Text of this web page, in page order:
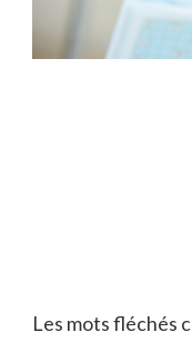
Les mots fléchés